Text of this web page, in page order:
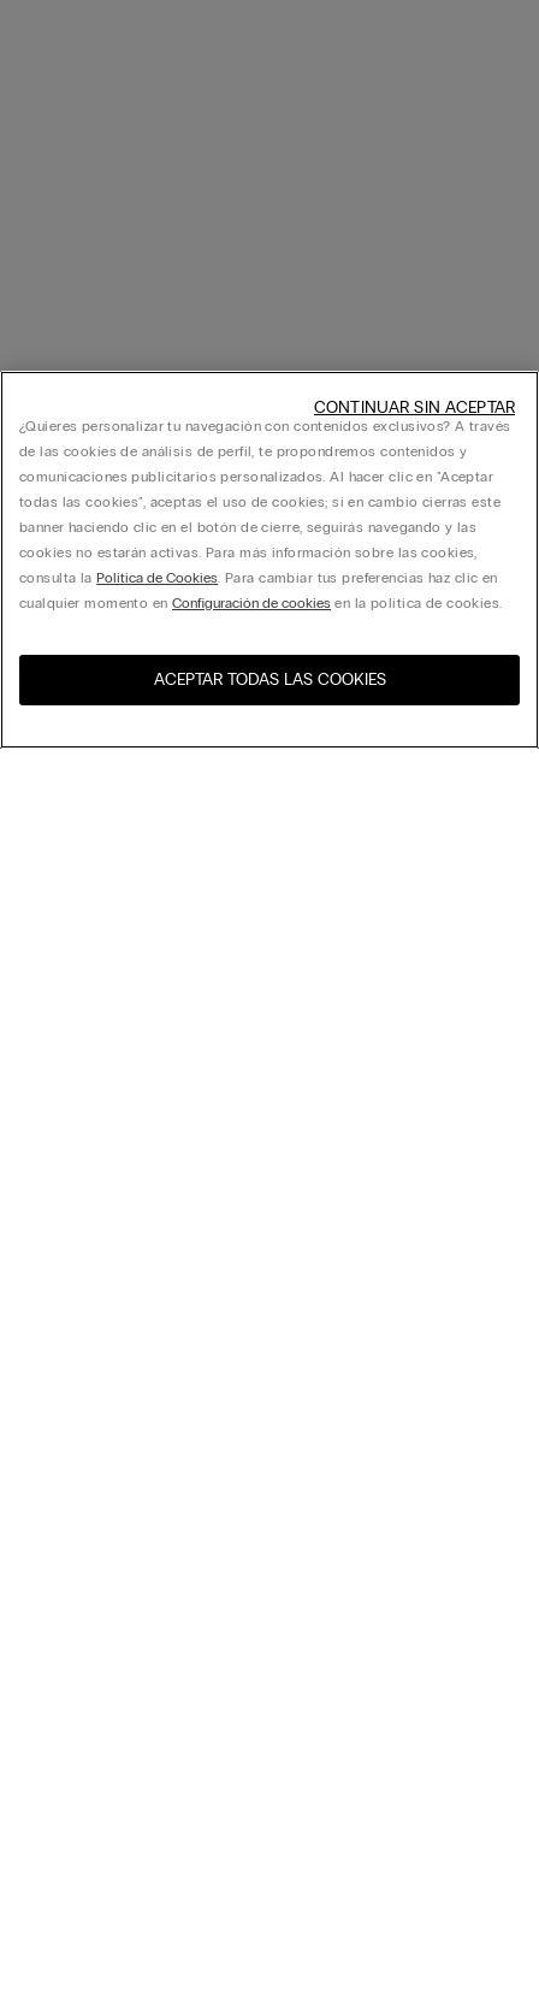
United States
¿Quieres personalizar tu navegación con contenidos exclusivos? A través
de las cookies de análisis de perfil, te propondremos contenidos y
comunicaciones publicitarios personalizados. Al hacer clic en "Aceptar
todas las cookies", aceptas el uso de cookies; si en cambio cierras este
banner haciendo clic en el botón de cierre, seguirás navegando y las
cookies no estarán activas. Para más información sobre las cookies,
consulta laPolítica de Cookies. Para cambiar tus preferencias haz clic en
cualquier momento enConfiguración de cookies en la política de cookies.
ACEPTAR TODAS LAS COOKIES
CONTINUAR SIN ACEPTAR